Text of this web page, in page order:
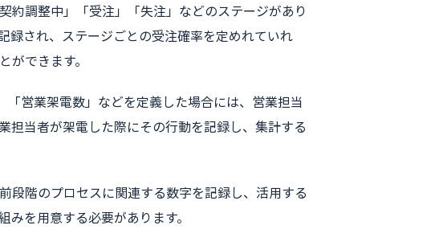
約調整中」「受注」「失注」などのステージがあり
録され、ステージごとの受注確率を定めれていれ
できます。
営業架電数」などを定義した場合には、営業担当
担当者が架電した際にその行動を記録し、集計する
段階のプロセスに関連する数字を記録し、活用する
を用意する必要があります。